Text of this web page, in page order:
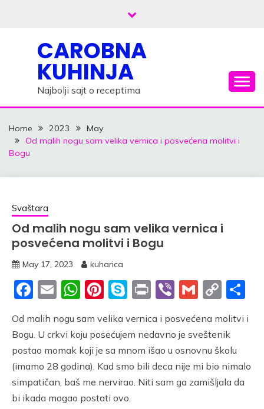
CAROBNA
KUHINJA
Najbolji sajt o receptima
Home 2023
May
Od malih nogu sam velika vernica i posvećena molitvi i
Bogu
Svaštara
Od malih nogu sam velika vernica i
posvećena molitvi i Bogu
May 17, 2023 kuharica
Facebook
EmailWhatsApp
Pinterest
Skype
PrintViberGmail
Link
Od malih nogu sam velika vernica i posvećena molitvi i
Bogu. U crkvi koju posećujem nedavno je sveštenik
postao momak koji je sa mnom išao u osnovnu školu
(imamo 28 godina). Kad smo bili deca nije mi bio nimalo
simpatičan, baš me nervirao. Niti sam ga zamišljala da
bi ikada mogao postati ovo.